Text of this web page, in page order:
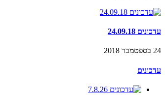
עדכונים 24.09.18
24 בספטמבר 2018
עדכונים